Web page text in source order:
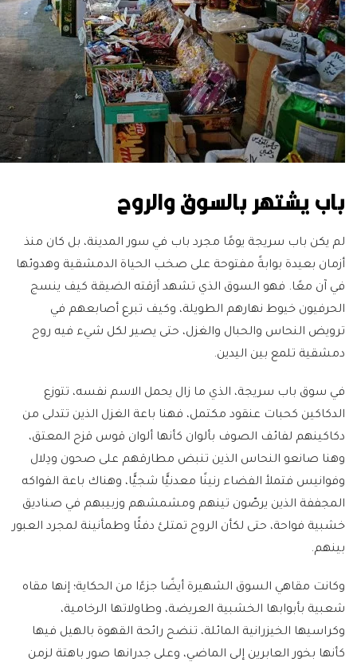
باب يشتهر بالسوق والروح
لم يكن باب سريجة يومًا مجرد باب في سور المدينة، بل كان منذ
أزمان بعيدة بوابةً مفتوحة على صخب الحياة الدمشقية وهدوئها
في آن معًا. فهو السوق الذي تشهد أزقته الضيقة كيف ينسج
الحرفيون خيوط نهارهم الطويلة، وكيف تبرع أصابعهم في
ترويض النحاس والحبال والغزل، حتى يصير لكل شيء فيه روح
دمشقية تلمع بين اليدين.
في سوق باب سريجة، الذي ما زال يحمل الاسم نفسه، تتوزع
الدكاكين كحبات عنقود مكتمل، فهنا باعة الغزل الذين تتدلى من
دكاكينهم لفائف الصوف بألوان كأنها ألوان قوس قزح المعتق،
وهنا صانعو النحاس الذين تنبض مطارقهم على صحون ودِلال
وفوانيس فتملأ الفضاء رنينًا معدنيًّا شجيًّا، وهناك باعة الفواكه
المجففة الذين يرصّون تينهم ومشمشهم وزبيبهم في صناديق
خشبية فواحة، حتى لكأن الروح تمتلئ دفئًا وطمأنينة لمجرد العبور
بينهم.
وكانت مقاهي السوق الشهيرة أيضًا جزءًا من الحكاية؛ إنها مقاه
شعبية بأبوابها الخشبية العريضة، وطاولاتها الرخامية،
وكراسيها الخيزرانية المائلة، تنضح رائحة القهوة بالهيل فيها
كأنها بخور العابرين إلى الماضي، وعلى جدرانها صور باهتة لزمن